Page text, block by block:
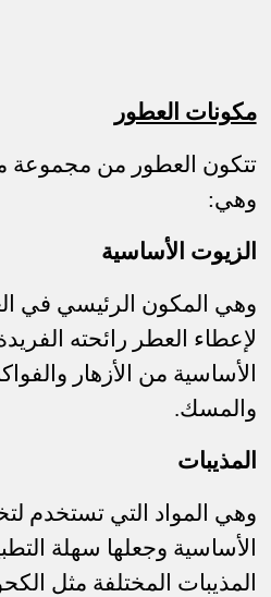
مكونات العطور
تتكون العطور من مجموعة
وهي:
الزيوت الأساسية
وهي المكون الرئيسي في
لإعطاء العطر رائحته
الأساسية من الأزهار
والمسك.
المذيبات
وهي المواد التي تستخدم
الأساسية وجعلها سهلة
المذيبات المختلفة مثل